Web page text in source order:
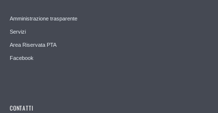
Amministrazione trasparente
Servizi
Area Riservata PTA
Facebook
CONTATTI